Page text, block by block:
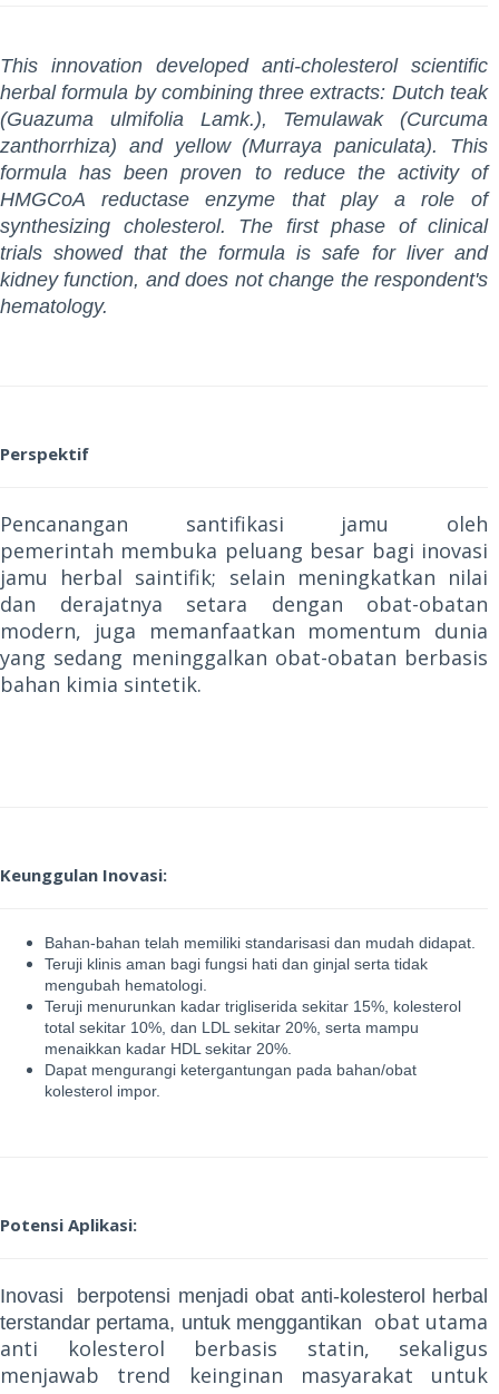
This innovation developed anti-cholesterol scientific
herbal formula by combining three extracts: Dutch teak
(Guazuma ulmifolia Lamk.), Temulawak (Curcuma
zanthorrhiza) and yellow (Murraya paniculata). This
formula has been proven to reduce the activity of
HMGCoA reductase enzyme that play a role of
synthesizing cholesterol. The first phase of clinical
trials showed that the formula is safe for liver and
kidney function, and does not change the respondent's
hematology.
Perspektif
Pencanangan santifikasi jamu oleh
pemerintah membuka peluang besar bagi inovasi
jamu herbal saintifik; selain meningkatkan nilai
dan derajatnya setara dengan obat-obatan
modern, juga memanfaatkan momentum dunia
yang sedang meninggalkan obat-obatan berbasis
bahan kimia sintetik.
Keunggulan Inovasi:
Bahan-bahan telah memiliki standarisasi dan mudah didapat.
Teruji klinis aman bagi fungsi hati dan ginjal serta tidak
mengubah hematologi.
Teruji menurunkan kadar trigliserida sekitar 15%, kolesterol
total sekitar 10%, dan LDL sekitar 20%, serta mampu
menaikkan kadar HDL sekitar 20%.
Dapat mengurangi ketergantungan pada bahan/obat
kolesterol impor.
Potensi Aplikasi:
Inovasi berpotensi menjadi obat anti-kolesterol herbal
terstandar pertama, untuk menggantikan obat utama
anti kolesterol berbasis statin, sekaligus
menjawab trend keinginan masyarakat untuk